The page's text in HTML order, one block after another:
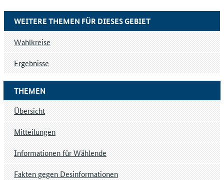
THEMEN
Übersicht
Mitteilungen
Informationen für Wählende
Fakten gegen Desinformationen
WEITERE THEMEN FÜR DIESES GEBIET
Wahlkreise
Ergebnisse